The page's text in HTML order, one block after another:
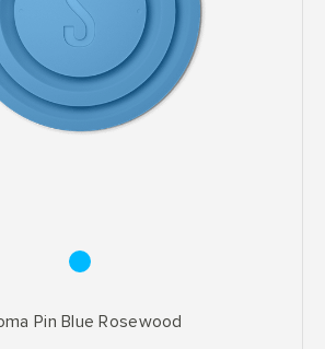
Pin Blue Rosewood